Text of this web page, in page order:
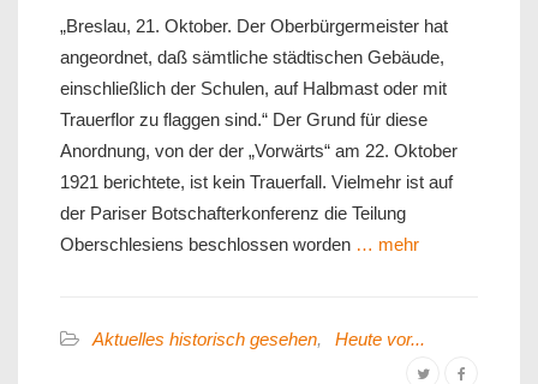
„Breslau, 21. Oktober. Der Oberbürgermeister hat
angeordnet, daß sämtliche städtischen Gebäude,
einschließlich der Schulen, auf Halbmast oder mit
Trauerflor zu flaggen sind.“ Der Grund für diese
Anordnung, von der der „Vorwärts“ am 22. Oktober
1921 berichtete, ist kein Trauerfall. Vielmehr ist auf
der Pariser Botschafterkonferenz die Teilung
Oberschlesiens beschlossen worden … mehr
Aktuelles historisch gesehen, Heute vor...